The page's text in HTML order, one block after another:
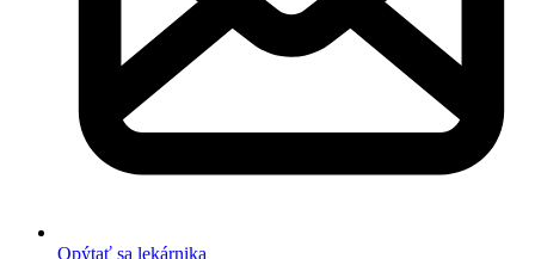
Opýtať sa lekárnika